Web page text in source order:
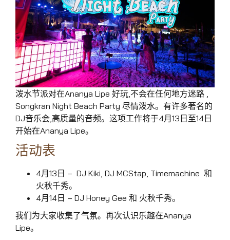
泼水节派对在Ananya Lipe 好玩,不会在任何地方迷路 ,
Songkran Night Beach Party 尽情泼水。有许多著名的
DJ音乐会,高质量的音频。这项工作将于4月13日至14日
开始在Ananya Lipe。
活动表
4月13日 – DJ Kiki, DJ MCStap, Timemachine 和
火秋千秀。
4月14日 – DJ Honey Gee 和 火秋千秀。
我们为大家收集了气氛。再次认识乐趣在Ananya
Lipe。